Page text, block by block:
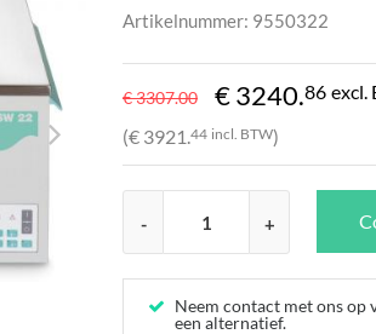
Artikelnummer: 9550322
€ 3307.00 € 3240.86 excl.
(€ 3921.44 incl. BTW)
- +
Neem contact met ons
een alternatief.